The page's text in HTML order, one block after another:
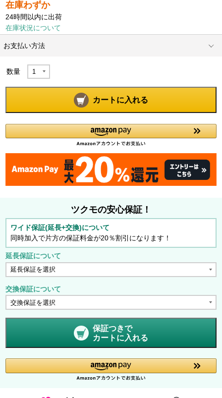
在庫わずか
24時間以内に出荷
在庫状況について
お支払い方法
数量
カートに入れる
ツクモの安心保証！
ワイド保証(延長+交換)について
同時加入で片方の保証料金が20％割引になります！
延長保証について
交換保証について
保証つきで
カートに入れる